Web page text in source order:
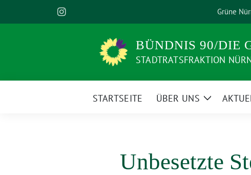
zum
Grüne
BÜNDNIS 90/DIE
STADTRATSFRAKTION
STARTSEITE ÜBER UNS
Zeige
Unbesetzte